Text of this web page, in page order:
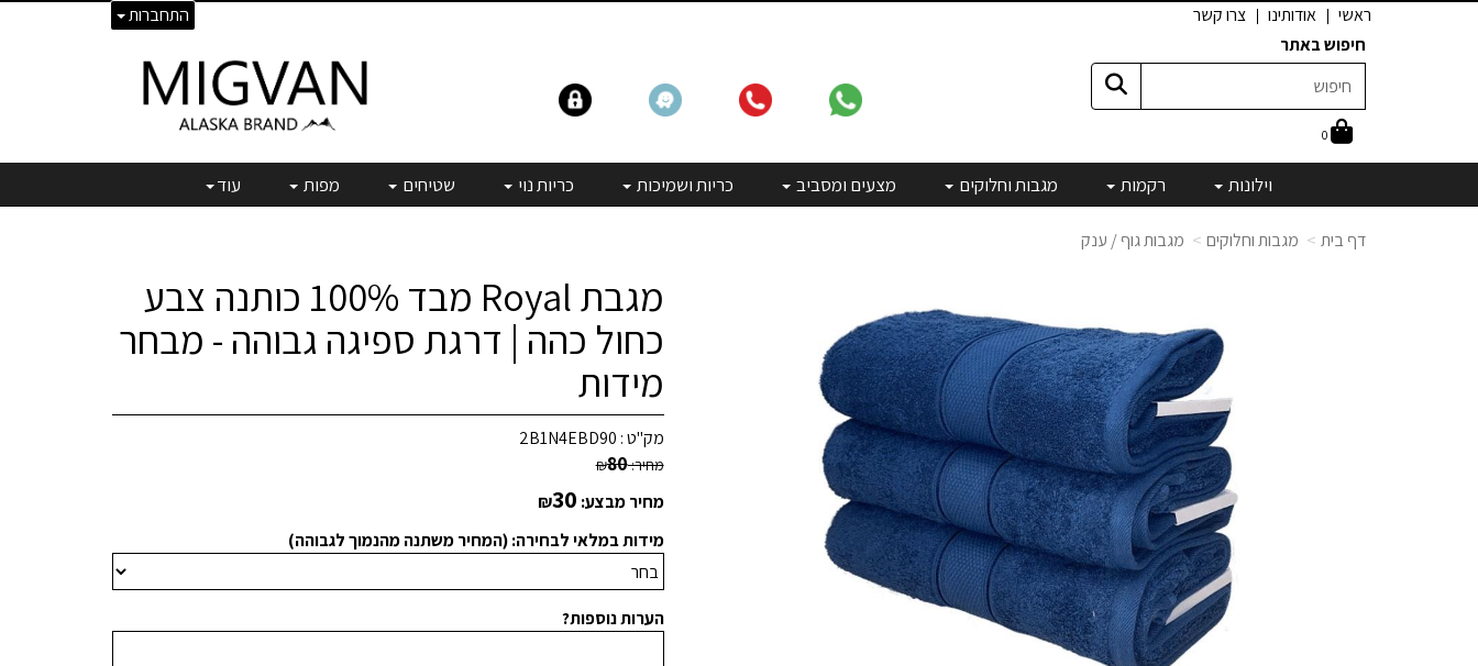
התחברות ראשי אודותינו
צרו קשר
חיפוש באתר
0
וילונות רקמות מגבות וחלוקים מצעים ומסביב כריות ושמיכות כריות נוי שטיחים מפות עוד
דף בית מגבות וחלוקים מגבות גוף / ענק
מגבת Royal מבד 100% כותנה צבע
כחול כהה | דרגת ספיגה גבוהה - מבחר
מידות
מק"ט : 2B1N4EBD90
מחיר: ₪80
מחיר מבצע: ₪30
מידות במלאי לבחירה: (המחיר משתנה מהנמוך לגבוהה)
הערות נוספות?